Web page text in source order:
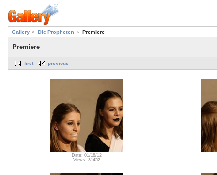
Gallery Die Propheten Premiere
Premiere
first previous
Date: 01/18/12
Views: 31452